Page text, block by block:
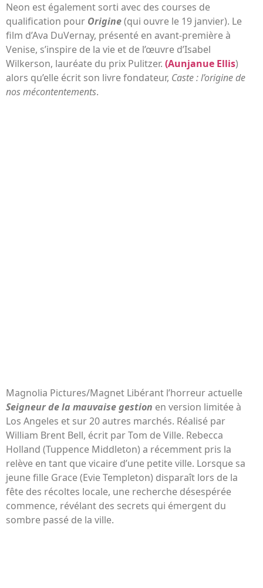
Neon est également sorti avec des courses de
qualification pour Origine(qui ouvre le 19 janvier). Le
film d’Ava DuVernay, présenté en avant-première à
Venise, s’inspire de la vie et de l’œuvre d’Isabel
Wilkerson, lauréate du prix Pulitzer. (Aunjanue Ellis)
alors qu’elle écrit son livre fondateur, Caste : l’origine de
nos mécontentements.
Magnolia Pictures/Magnet Libérant l’horreur actuelle
Seigneur de la mauvaise gestion en version limitée à
Los Angeles et sur 20 autres marchés. Réalisé par
William Brent Bell, écrit par Tom de Ville. Rebecca
Holland (Tuppence Middleton) a récemment pris la
relève en tant que vicaire d’une petite ville. Lorsque sa
jeune fille Grace (Evie Templeton) disparaît lors de la
fête des récoltes locale, une recherche désespérée
commence, révélant des secrets qui émergent du
sombre passé de la ville.